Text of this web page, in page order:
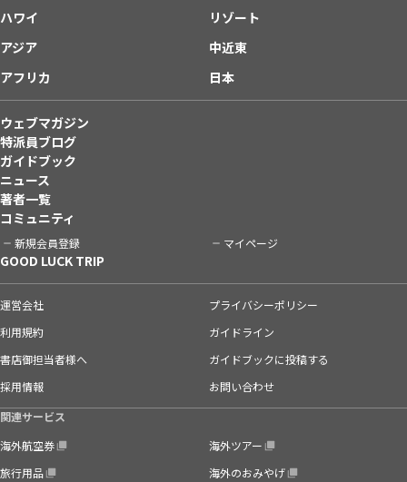
ハワイ
リゾート
アジア
中近東
アフリカ
日本
ウェブマガジン
特派員ブログ
ガイドブック
ニュース
著者一覧
コミュニティ
新規会員登録 マイページ
GOOD LUCK TRIP
運営会社
プライバシーポリシー
利用規約
ガイドライン
書店御担当者様へ
ガイドブックに投稿する
採用情報
お問い合わせ
関連サービス
海外航空券
海外ツアー
旅行用品
海外のおみやげ